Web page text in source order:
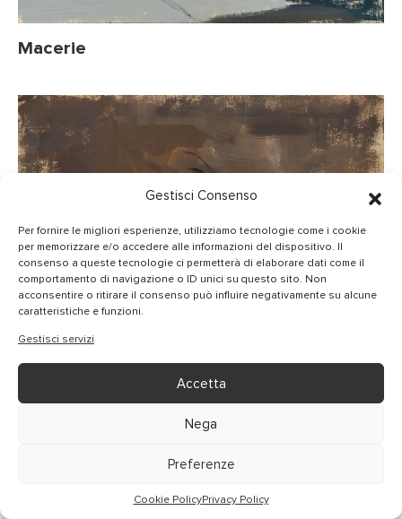
Gestisci Consenso
Per fornire le migliori esperienze, utilizziamo tecnologie come i cookie
per memorizzare e/o accedere alle informazioni del dispositivo. Il
consenso a queste tecnologie ci permetterà di elaborare dati come il
comportamento di navigazione o ID unici su questo sito. Non
acconsentire o ritirare il consenso può influire negativamente su alcune
caratteristiche e funzioni.
Gestisci servizi
Accetta
Nega
Preferenze
Cookie PolicyPrivacy Policy
Macerie